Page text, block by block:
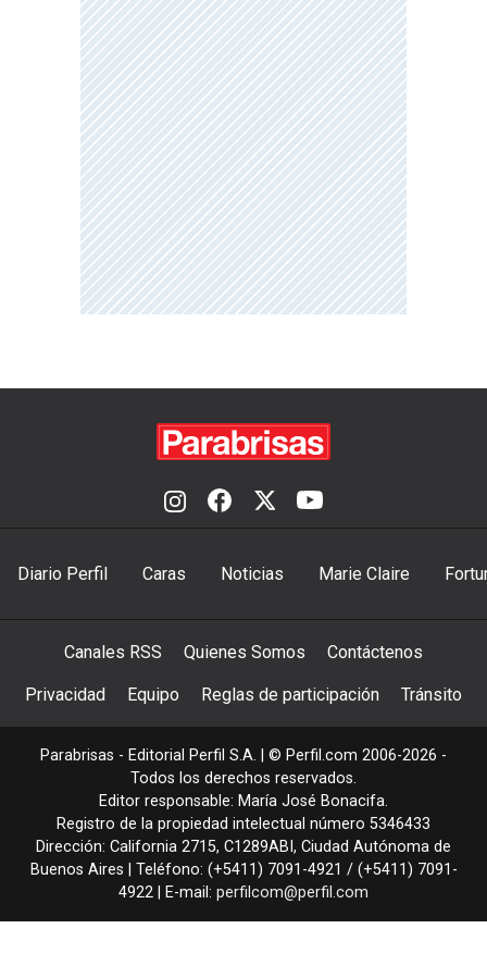
Diario Perfil Caras Noticias Marie Claire
Canales RSS Quienes Somos Contáctenos
Privacidad Equipo Reglas de participación Tránsito
Parabrisas - Editorial Perfil S.A. | © Perfil.com 2006-2026 -
Todos los derechos reservados.
Editor responsable: María José Bonacifa.
Registro de la propiedad intelectual número 5346433
Dirección: California 2715, C1289ABI , Ciudad Autónoma de
Buenos Aires | Teléfono: (+5411) 7091-4921 / (+5411) 7091-
4922 | E-mail: perfilcom@perfil.com